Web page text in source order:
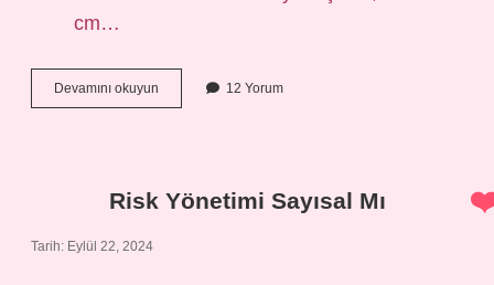
cm…
Devamını okuyun Dalından
Gül
12 Yorum
Risk Yönetimi Sayısal Mı
Tarih: Eylül 22, 2024